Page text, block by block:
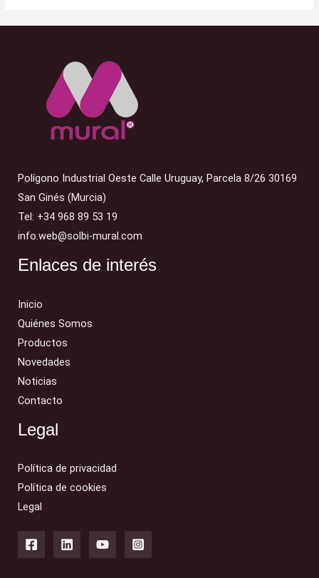
Polígono Industrial Oeste Calle Uruguay, Parcela 8/26 30169
San Ginés (Murcia)
Tel: +34 968 89 53 19
info.web@solbi-mural.com
Enlaces de interés
Inicio
Quiénes Somos
Productos
Novedades
Noticias
Contacto
Legal
Política de privacidad
Política de cookies
Legal